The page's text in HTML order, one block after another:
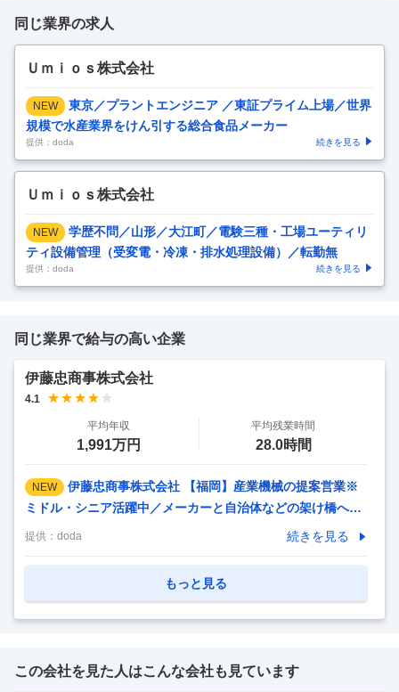
同じ業界の求人
Ｕｍｉｏｓ株式会社
NEW
東京／プラントエンジニア ／東証プライム上場／世界
規模で水産業界をけん引する総合食品メーカー
提供：doda 続きを見る
Ｕｍｉｏｓ株式会社
NEW
学歴不問／山形／大江町／電験三種・工場ユーティリ
ティ設備管理（受変電・冷凍・排水処理設備）／転勤無
提供：doda 続きを見る
同じ業界で給与の高い企業
伊藤忠商事株式会社
4.1
平均年収
1,991万円
平均残業時間
28.0時間
NEW
伊藤忠商事株式会社 【福岡】産業機械の提案営業※
ミドル・シニア活躍中／メーカーと自治体などの架け橋へ
【仕事内容】 【福岡】産業機械の提案営業※ミドル・シニア
なります／自己処理型水洗トイレ「トワイレ」の営業支援を
転も可能で、 山間部、離島、観光地、キャンプ場の他、地方
提供： doda 続きを見る
もっと見る
この会社を見た人はこんな会社も見ています